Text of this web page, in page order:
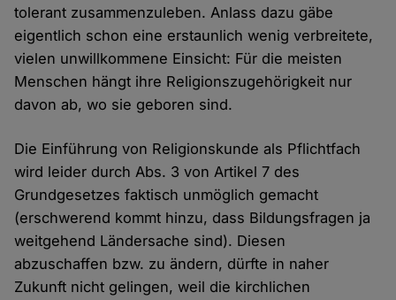
tolerant zusammenzuleben. Anlass dazu gäbe
eigentlich schon eine erstaunlich wenig verbreitete,
vielen unwillkommene Einsicht: Für die meisten
Menschen hängt ihre Religionszugehörigkeit nur
davon ab, wo sie geboren sind.
Die Einführung von Religionskunde als Pflichtfach
wird leider durch Abs. 3 von Artikel 7 des
Grundgesetzes faktisch unmöglich gemacht
(erschwerend kommt hinzu, dass Bildungsfragen ja
weitgehend Ländersache sind). Diesen
abzuschaffen bzw. zu ändern, dürfte in naher
Zukunft nicht gelingen, weil die kirchlichen